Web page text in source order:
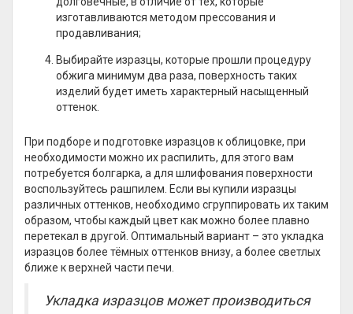
изготавливаются методом прессования и
продавливания;
Выбирайте изразцы, которые прошли процедуру
обжига минимум два раза, поверхность таких
изделий будет иметь характерный насыщенный
оттенок.
При подборе и подготовке изразцов к облицовке, при
необходимости можно их распилить, для этого вам
потребуется болгарка, а для шлифования поверхности
воспользуйтесь рашпилем. Если вы купили изразцы
различных оттенков, необходимо сгруппировать их таким
образом, чтобы каждый цвет как можно более плавно
перетекал в другой. Оптимальный вариант – это укладка
изразцов более тёмных оттенков внизу, а более светлых
ближе к верхней части печи.
Укладка изразцов может производиться